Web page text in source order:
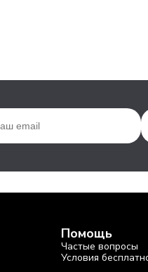
Помощь
Частые вопросы
Условия